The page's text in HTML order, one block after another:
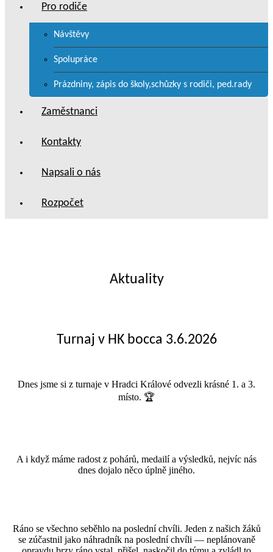
Pro rodiče
Návštěvy
Spolupráce
Prázdniny, zápis do školy,schůzky s rodiči, ped.rady
Zaměstnanci
Kontakty
Napsali o nás
Rozpočet
Aktuality
Turnaj v HK bocca 3.6.2026
Dnes jsme si z turnaje v Hradci Králové odvezli krásné 1. a 3.
místo. 🏆
A i když máme radost z pohárů, medailí a výsledků, nejvíc nás
dnes dojalo něco úplně jiného.
Ráno se všechno seběhlo na poslední chvíli. Jeden z našich žáků
se zúčastnil jako náhradník na poslední chvíli — neplánovaně